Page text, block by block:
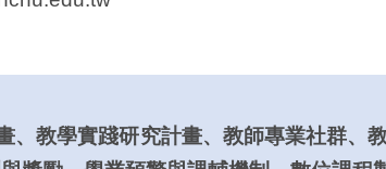
、教學實踐研究計畫、教師專業社群、